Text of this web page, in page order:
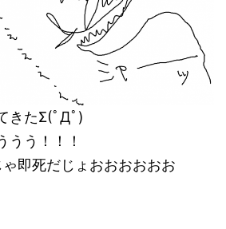
きたΣ(ﾟДﾟ)
うう！！！
即死だじょおおおおおお